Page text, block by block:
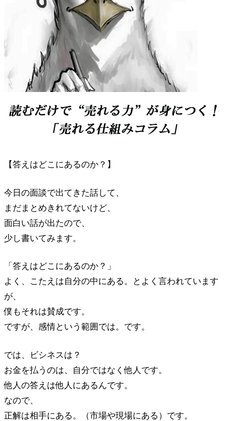
【答えはどこにあるのか？】
今日の面談で出てきた話して、
まだまとめきれてないけど、
面白い話が出たので、
少し書いてみます。
「答えはどこにあるのか？」
よく、こたえは自分の中にある。とよく言われています
が、
僕もそれは賛成です。
ですが、感情という範囲では。です。
では、ビシネスは？
お金を払うのは、自分ではなく他人です。
他人の答えは他人にあるんです。
なので、
正解は相手にある。（市場や現場にある）です。